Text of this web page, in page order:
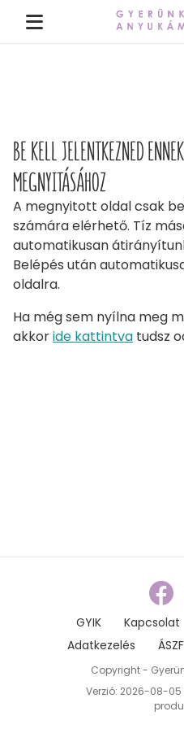
BE KELL JELENTKEZNED
MEGNYITÁSÁHOZ
A megnyitott oldal csak
számára elérhető. Tíz
automatikusan
Belépés után
oldalra.
Ha még sem nyílna meg
akkoride kattintva tudsz
GYIK Kapcsolat
Adatkezelés
ÁSZF
Copyright -
Verzió: 2026-08-